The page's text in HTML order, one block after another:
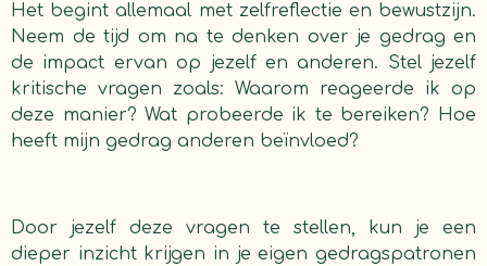
Het begint allemaal met zelfreflectie en bewustzijn.
Neem de tijd om na te denken over je gedrag en
de impact ervan op jezelf en anderen. Stel jezelf
kritische vragen zoals: Waarom reageerde ik op
deze manier? Wat probeerde ik te bereiken? Hoe
heeft mijn gedrag anderen beïnvloed?
Door jezelf deze vragen te stellen, kun je een
dieper inzicht krijgen in je eigen gedragspatronen